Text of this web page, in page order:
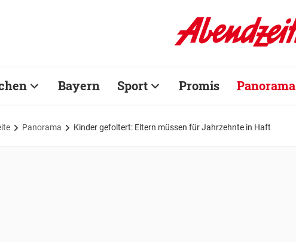
Bayern Sport Promis Panorama
Panorama Kinder gefoltert: Eltern müssen für Jahrzehnte in Haft